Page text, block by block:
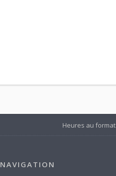
Heures au format
NAVIGATION